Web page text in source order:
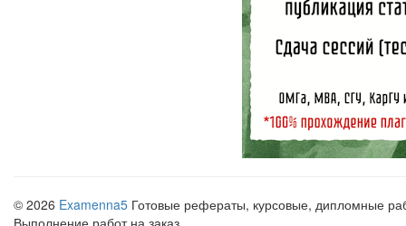
© 2026 Examenna5 Готовые рефераты, курсовые, дипломные
Выполнение работ на заказ